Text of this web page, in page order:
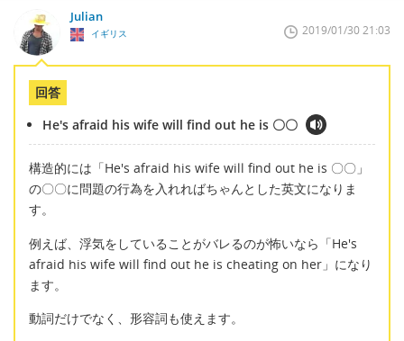
Julian
イギリス 2019/01/30 21:03
回答
He's afraid his wife will find out he is 〇〇
構造的には「He's afraid his wife will find out he is 〇〇」
の〇〇に問題の行為を入れればちゃんとした英文になりま
す。
例えば、浮気をしていることがバレるのが怖いなら「He's
afraid his wife will find out he is cheating on her」になり
ます。
動詞だけでなく、形容詞も使えます。